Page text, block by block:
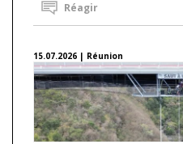
Réagir
15.07.2026 | Réunion